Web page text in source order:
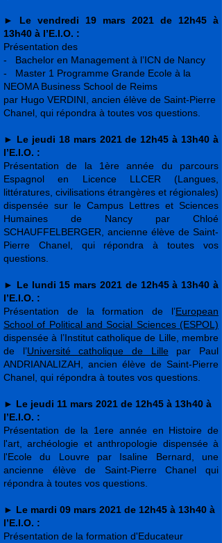
► Le vendredi 19 mars 2021 de 12h45 à
13h40 à l’E.I.O. :
Présentation des
- Bachelor en Management à l’ICN de Nancy
- Master 1 Programme Grande Ecole à la
NEOMA Business School de Reims
par Hugo VERDINI, ancien élève de Saint-Pierre
Chanel, qui répondra à toutes vos questions.
► Le jeudi 18 mars 2021 de 12h45 à 13h40 à
l’E.I.O. :
Présentation de la 1ère année du parcours
Espagnol en Licence LLCER (Langues,
littératures, civilisations étrangères et régionales)
dispensée sur le Campus Lettres et Sciences
Humaines de Nancy par Chloé
SCHAUFFELBERGER, ancienne élève de Saint-
Pierre Chanel, qui répondra à toutes vos
questions.
► Le lundi 15 mars 2021 de 12h45 à 13h40 à
l’E.I.O. :
Présentation de la formation de l’European
School of Political and Social Sciences (ESPOL)
dispensée à l’Institut catholique de Lille, membre
de l’Université catholique de Lillepar Paul
ANDRIANALIZAH, ancien élève de Saint-Pierre
Chanel, qui répondra à toutes vos questions.
► Le jeudi 11 mars 2021 de 12h45 à 13h40 à
l’E.I.O. :
Présentation de la 1ere année en Histoire de
l'art, archéologie et anthropologie dispensée à
l'Ecole du Louvre par Isaline Bernard, une
ancienne élève de Saint-Pierre Chanel qui
répondra à toutes vos questions.
► Le mardi 09 mars 2021 de 12h45 à 13h40 à
l’E.I.O. :
Présentation de la formation d'Educateur